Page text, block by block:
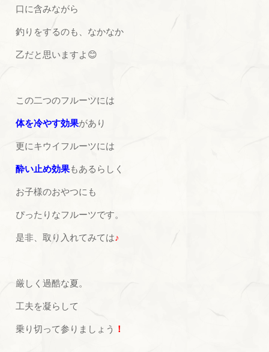
口に含みながら
釣りをするのも、なかなか
乙だと思いますよ😊
この二つのフルーツには
体を冷やす効果があり
更にキウイフルーツには
酔い止め効果もあるらしく
お子様のおやつにも
ぴったりなフルーツです。
是非、取り入れてみては♪
厳しく過酷な夏。
工夫を凝らして
乗り切って参りましょう ！